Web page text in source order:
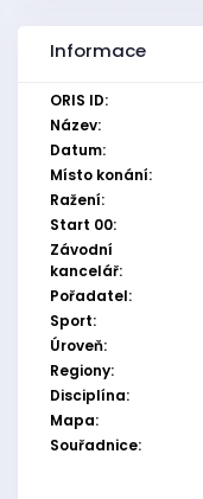
Informace
ORIS ID:
Název:
Datum:
Místo konání:
Ražení:
Start 00:
Závodní
kancelář:
Pořadatel:
Sport:
Úroveň:
Regiony:
Disciplína:
Mapa:
Souřadnice: